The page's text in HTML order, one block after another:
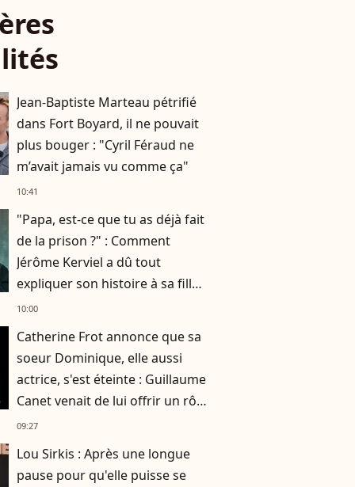
Jean-Baptiste Marteau pétrifié
dans Fort Boyard, il ne pouvait
plus bouger : "Cyril Féraud ne
m’avait jamais vu comme ça"
10:41
"Papa, est-ce que tu as déjà fait
de la prison ?" : Comment
Jérôme Kerviel a dû tout
expliquer son histoire à sa fille
de 7 ans
10:00
Catherine Frot annonce que sa
soeur Dominique, elle aussi
actrice, s'est éteinte : Guillaume
Canet venait de lui offrir un rôle
dans son film avec Marion
09:27
Lou Sirkis : Après une longue
pause pour qu'elle puisse se